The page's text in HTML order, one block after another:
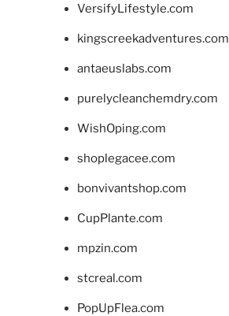
VersifyLifestyle.com
kingscreekadventures.com
antaeuslabs.com
purelycleanchemdry.com
WishOping.com
shoplegacee.com
bonvivantshop.com
CupPlante.com
mpzin.com
stcreal.com
PopUpFlea.com